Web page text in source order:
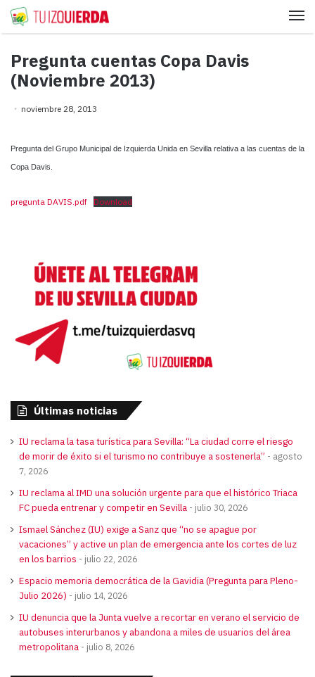
Pregunta cuentas Copa Davis
(Noviembre 2013)
noviembre 28, 2013
Pregunta del Grupo Municipal de Izquierda Unida en Sevilla relativa a las cuentas de la
Copa Davis.
pregunta DAVIS.pdf Download
Últimas noticias
IU reclama la tasa turística para Sevilla: “La ciudad corre el riesgo
de morir de éxito si el turismo no contribuye a sostenerla”
agosto
7, 2026
IU reclama al IMD una solución urgente para que el histórico Triaca
FC pueda entrenar y competir en Sevilla
julio 30, 2026
Ismael Sánchez (IU) exige a Sanz que “no se apague por
vacaciones” y active un plan de emergencia ante los cortes de luz
en los barrios
julio 22, 2026
Espacio memoria democrática de la Gavidia (Pregunta para Pleno-
Julio 2026)
julio 14, 2026
IU denuncia que la Junta vuelve a recortar en verano el servicio de
autobuses interurbanos y abandona a miles de usuarios del área
metropolitana
julio 8, 2026